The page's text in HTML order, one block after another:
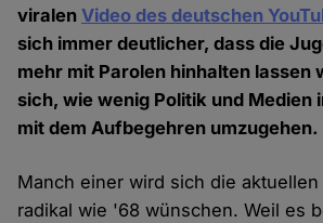
viralenVideo des deutschen
sich immer deutlicher, dass die
mehr mit Parolen hinhalten lassen
sich, wie wenig Politik und Medien
mit dem Aufbegehren umzugehen.
Manch einer wird sich die
radikal wie '68 wünschen. Weil es